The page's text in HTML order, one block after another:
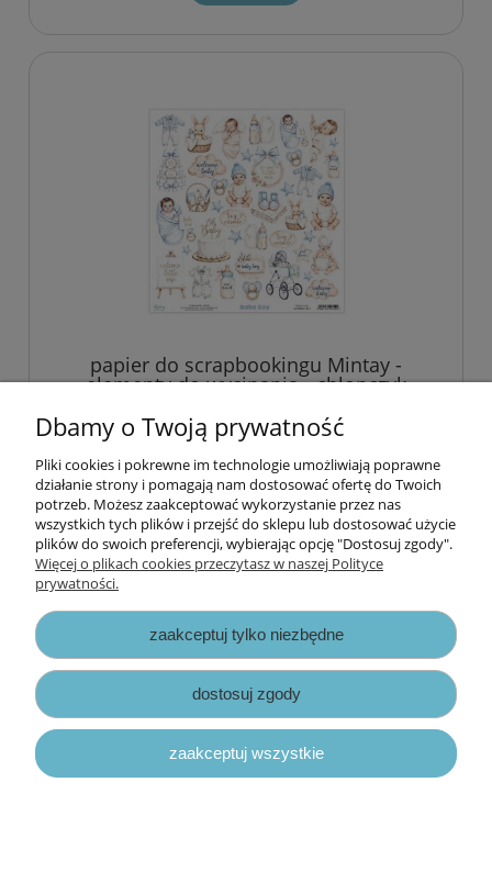
papier do scrapbookingu Mintay -
elementy do wycinania - chłopczyk
4,70 zł
do koszyka
Dbamy o Twoją prywatność
Pliki cookies i pokrewne im technologie umożliwiają poprawne
działanie strony i pomagają nam dostosować ofertę do Twoich
potrzeb. Możesz zaakceptować wykorzystanie przez nas
wszystkich tych plików i przejść do sklepu lub dostosować użycie
plików do swoich preferencji, wybierając opcję "Dostosuj zgody".
Więcej o plikach cookies przeczytasz w naszej Polityce
prywatności.
zaakceptuj tylko niezbędne
dostosuj zgody
zaakceptuj wszystkie